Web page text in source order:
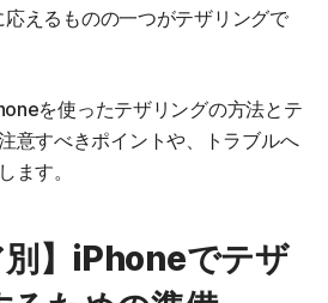
えるものの一つがテザリングで
を使ったテザリングの方法とテ
意すべきポイントや、トラブルへ
ます。
】iPhoneでテザ